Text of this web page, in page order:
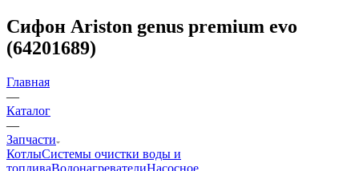
Сифон Ariston genus premium evo
(64201689)
Главная
—
Каталог
—
Запчасти
КотлыСистемы очистки воды и
топливаВодонагревателиНасосное